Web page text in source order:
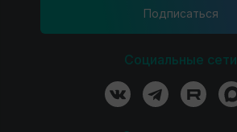
Подпиcаться
Социальные сети